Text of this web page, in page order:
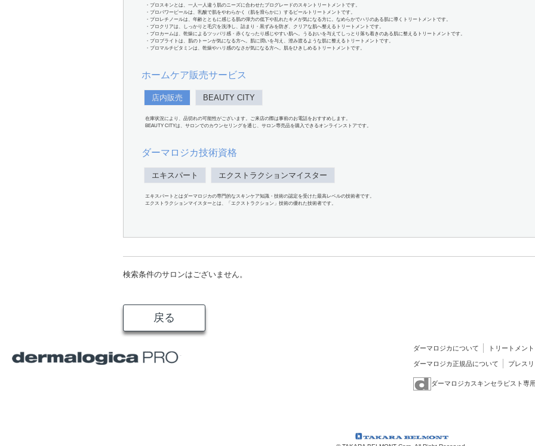
・プロスキンとは、一人一人違う肌のニーズに合わせたプログレードのスキントリートメントです。
・プロパワーピールは、乳酸で肌をやわらかく（肌を滑らかに）するピールトリートメントです。
・プロレチノールは、年齢とともに感じる肌の弾力の低下や乱れたキメが気になる方に。なめらかでハリのある肌に導くトリートメントです。
・プロクリアは、しっかりと毛穴を洗浄し、詰まり・黒ずみを防ぎ、クリアな肌へ整えるトリートメントです。
・プロカームは、乾燥によるツッパリ感・赤くなったり感じやすい肌へ。うるおいを与えてしっとり落ち着きのある肌に整えるトリートメントです。
・プロブライトは、肌のトーンが気になる方へ。肌に潤いを与え、澄み渡るような肌に整えるトリートメントです。
・プロマルチビタミンは、乾燥やハリ感のなさが気になる方へ。肌をひきしめるトリートメントです。
ホームケア販売サービス
店内販売 BEAUTY CITY
在庫状況により、品切れの可能性がございます。ご来店の際は事前のお電話をおすすめします。
BEAUTY CITYは、サロンでのカウンセリングを通じ、サロン専売品を購入できるオンラインストアです。
ダーマロジカ技術資格
エキスパート エクストラクションマイスター
エキスパートとはダーマロジカの専門的なスキンケア知識・技術の認定を受けた最高レベルの技術者です。
エクストラクションマイスターとは、「エクストラクション」技術の優れた技術者です。
検索条件のサロンはございません。
戻る
ダーマロジカについて トリートメント
ダーマロジカ正規品について プレス
ダーマロジカスキンセラピスト専